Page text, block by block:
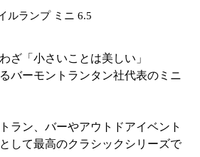
ルランプ ミニ 6.5
ざ「小さいことは美しい」
バーモントランタン社代表のミニ
ラン、バーやアウトドアイベント
して最高のクラシックシリーズで